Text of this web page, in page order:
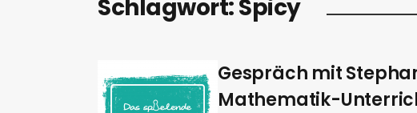
Schlagwort:Spicy
Gespräch mit
Mathematik-